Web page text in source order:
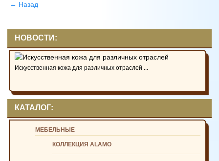
НОВОСТИ:
Искусственная кожа для различных отраслей ...
КАТАЛОГ:
МЕБЕЛЬНЫЕ
КОЛЛЕКЦИЯ ALAMO
← Назад